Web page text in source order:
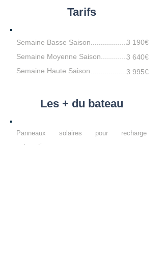
Tarifs
Semaine Basse Saison..................
Semaine Moyenne Saison.............
Semaine Haute Saison..................
3 190€
3 640€
3 995€
Les + du bateau
Panneaux solaires pour recharge
automatique